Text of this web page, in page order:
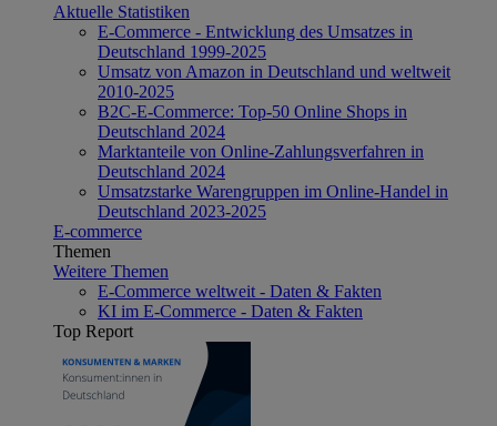
Aktuelle Statistiken
E-Commerce - Entwicklung des Umsatzes in
Deutschland 1999-2025
Umsatz von Amazon in Deutschland und weltweit
2010-2025
B2C-E-Commerce: Top-50 Online Shops in
Deutschland 2024
Marktanteile von Online-Zahlungsverfahren in
Deutschland 2024
Umsatzstarke Warengruppen im Online-Handel in
Deutschland 2023-2025
E-commerce
Themen
Weitere Themen
E-Commerce weltweit - Daten & Fakten
KI im E-Commerce - Daten & Fakten
Top Report